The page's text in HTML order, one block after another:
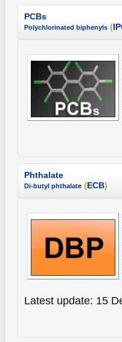
PCBs
Polychlorinated biphenyls (
Phthalate
Di-butyl phthalate (ECB)
Latest update: 15